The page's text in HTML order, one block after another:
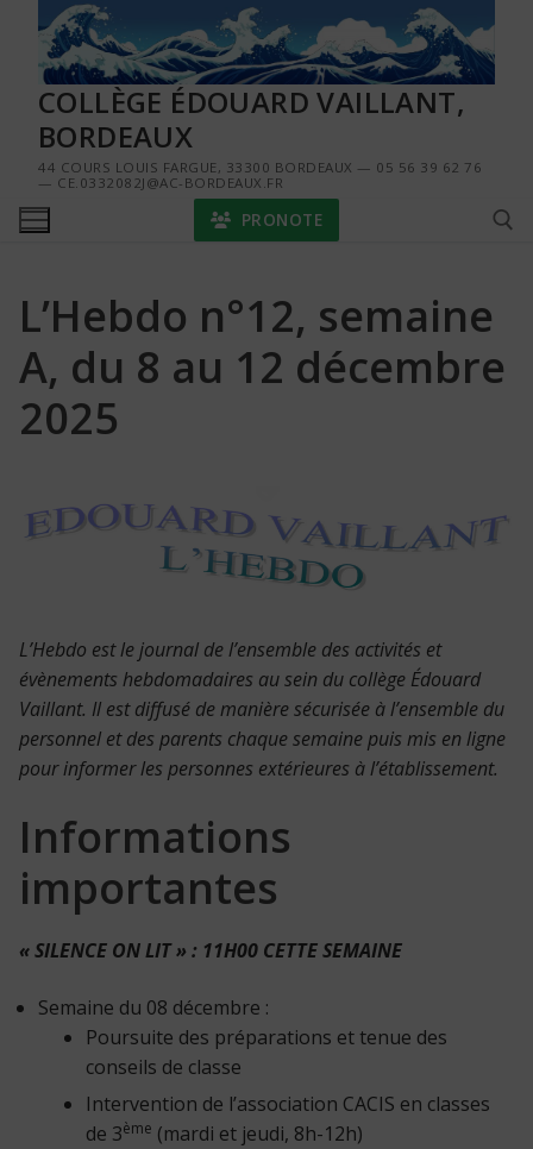
contenu
COLLÈGE ÉDOUARD VAILLANT,
BORDEAUX
44 COURS LOUIS FARGUE, 33300 BORDEAUX — 05 56 39 62 76
— CE.0332082J@AC-BORDEAUX.FR
PRONOTE
L’Hebdo n°12, semaine
A, du 8 au 12 décembre
2025
L’Hebdo est le journal de l’ensemble des activités et
évènements hebdomadaires au sein du collège Édouard
Vaillant. Il est diffusé de manière sécurisée à l’ensemble du
personnel et des parents chaque semaine puis mis en ligne
pour informer les personnes extérieures à l’établissement.
Informations
importantes
« SILENCE ON LIT » : 11H00 CETTE SEMAINE
Semaine du 08 décembre :
Poursuite des préparations et tenue des
conseils de classe
Intervention de l’association CACIS en classes
de 3ème (mardi et jeudi, 8h-12h)